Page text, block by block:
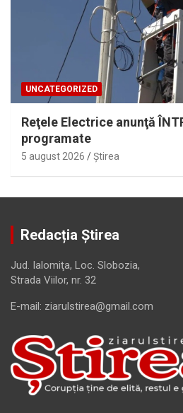
UNCATEGORIZED
Reţele Electrice anunţă
programate
5 august 2026 Ştirea
Redacția Știrea
Jud. Ialomiţa, Loc. Slobozia,
Strada Viilor, nr. 32
E-mail: ziarulstirea@gmail.com